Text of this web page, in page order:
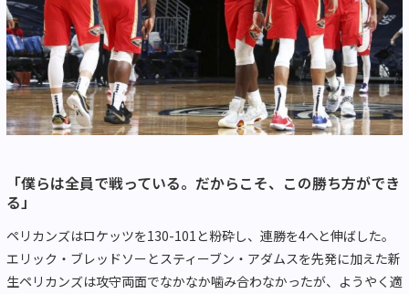
「僕らは全員で戦っている。だからこそ、この勝ち方ができ
る」
ペリカンズはロケッツを130-101と粉砕し、連勝を4へと伸ばした。
エリック・ブレッドソーとスティーブン・アダムスを先発に加えた新
生ペリカンズは攻守両面でなかなか噛み合わなかったが、ようやく適